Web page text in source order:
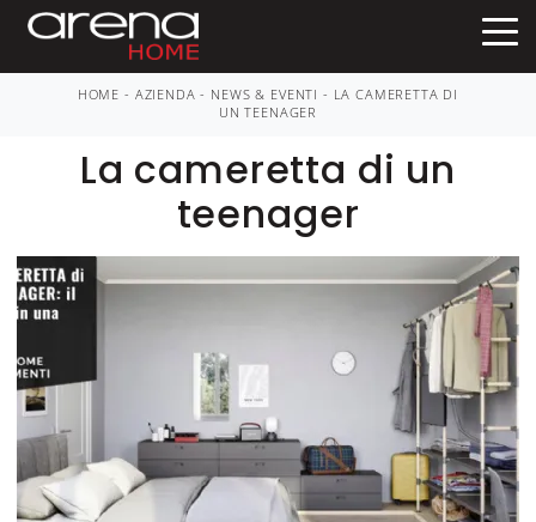
HOME - AZIENDA - NEWS & EVENTI - LA CAMERETTA DI
UN TEENAGER
La cameretta di un
teenager